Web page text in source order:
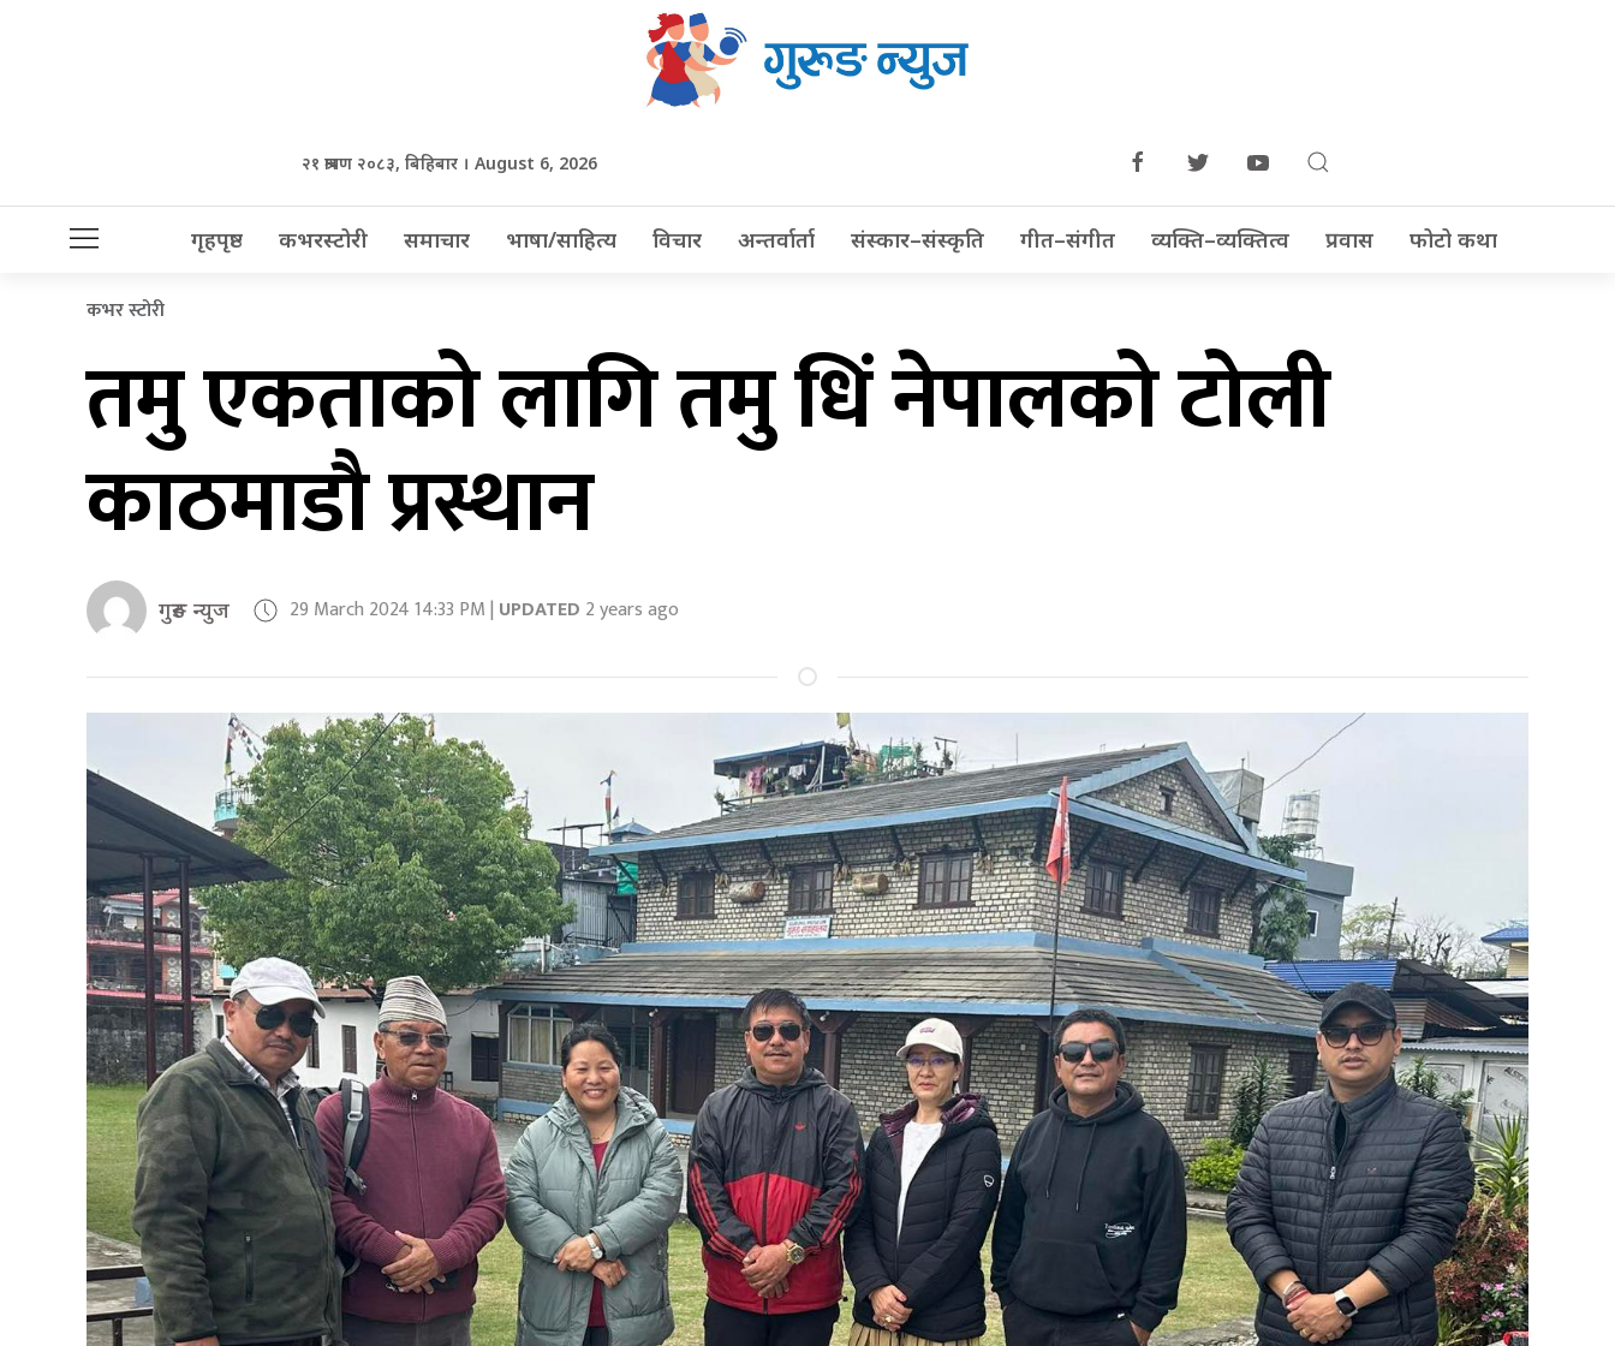
२१ श्रावण २०८३, बिहिबार । August 6, 2026
गृहपृष्ठ कभरस्टोरी समाचार भाषा/साहित्य विचार अन्तर्वार्ता संस्कार–संस्कृति गीत–संगीत व्यक्ति–व्यक्तित्व प्रवास फोटो कथा
कभर स्टोरी
तमु एकताको लागि तमु धिं नेपालको टोली
काठमाडौ प्रस्थान
गुरुङ न्युज 29 March 2024 14:33 PM | UPDATED 2 years ago